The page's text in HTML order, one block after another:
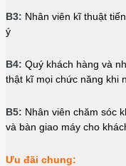
B3: Nhân viên kĩ thuật
ý
B4: Quý khách hàng và
thật kĩ mọi chức năng khi
B5: Nhân viên chăm sóc
và bàn giao máy cho
Ưu đãi chung: